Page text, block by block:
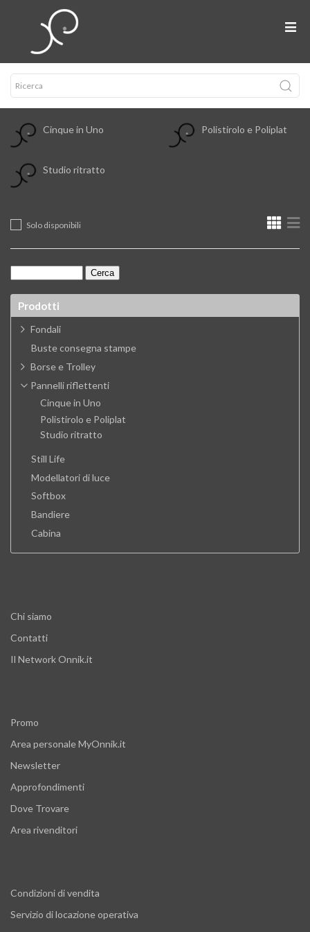
Cinque in Uno Polistirolo e Poliplat
Studio ritratto
Solo disponibili
Prodotti
Fondali
Buste consegna stampe
Borse e Trolley
Pannelli riflettenti
Cinque in Uno
Polistirolo e Poliplat
Studio ritratto
Still Life
Modellatori di luce
Softbox
Bandiere
Cabina
Chi siamo
Contatti
Il Network Onnik.it
Promo
Area personale MyOnnik.it
Newsletter
Approfondimenti
Dove Trovare
Area rivenditori
Condizioni di vendita
Servizio di locazione operativa